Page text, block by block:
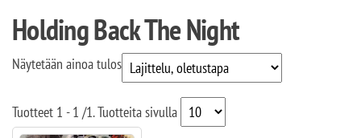
Holding Back The Night
Näytetään ainoa tulos
Tuotteet 1 - 1 /1. Tuotteita sivulla